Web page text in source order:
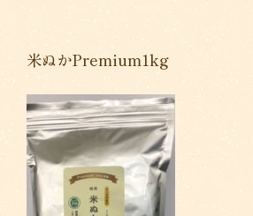
米ぬかPremium1kg